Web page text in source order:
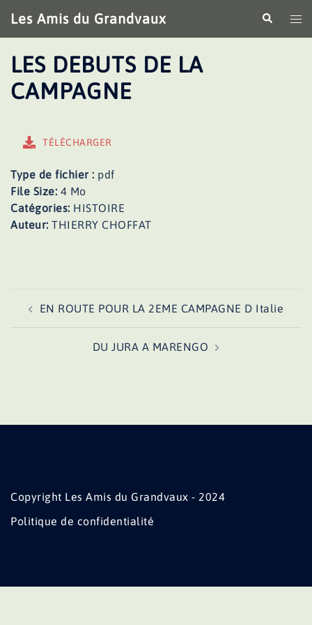
au
contenu
Les Amis du Grandvaux
le
LES DEBUTS DE LA
CAMPAGNE
TÉLÉCHARGER
Type de fichier : pdf
File Size: 4 Mo
Catégories: HISTOIRE
Auteur: THIERRY CHOFFAT
d’article
EN ROUTE POUR LA 2EME CAMPAGNE D Italie
DU JURA A MARENGO
Copyright Les Amis du Grandvaux - 2024
Politique de confidentialité